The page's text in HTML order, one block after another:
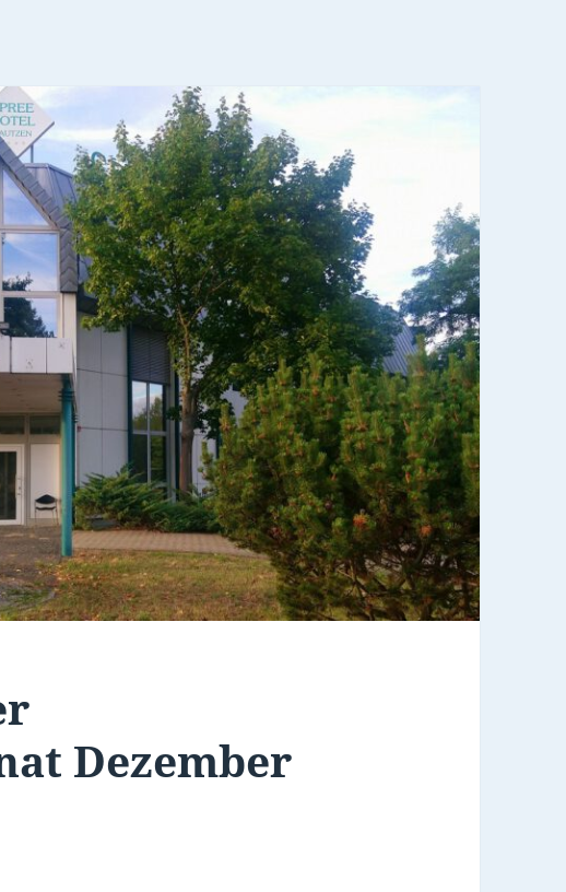
Dezember